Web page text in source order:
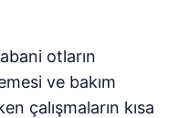
otların
ve bakım
çalışmaların kısa